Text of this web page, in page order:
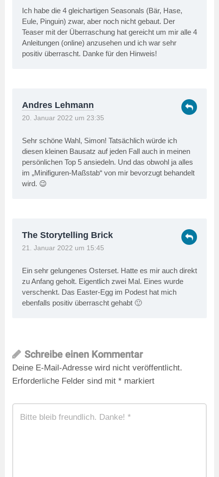
Ich habe die 4 gleichartigen Seasonals (Bär, Hase,
Eule, Pinguin) zwar, aber noch nicht gebaut. Der
Teaser mit der Überraschung hat gereicht um mir alle 4
Anleitungen (online) anzusehen und ich war sehr
positiv überrascht. Danke für den Hinweis!
Andres Lehmann
20. Januar 2022 um 23:35
Sehr schöne Wahl, Simon! Tatsächlich würde ich
diesen kleinen Bausatz auf jeden Fall auch in meinen
persönlichen Top 5 ansiedeln. Und das obwohl ja alles
im „Minifiguren-Maßstab“ von mir bevorzugt behandelt
wird. 😉
The Storytelling Brick
21. Januar 2022 um 15:45
Ein sehr gelungenes Osterset. Hatte es mir auch direkt
zu Anfang geholt. Eigentlich zwei Mal. Eines wurde
verschenkt. Das Easter-Egg im Podest hat mich
ebenfalls positiv überrascht gehabt 🙂
Schreibe einen Kommentar
Deine E-Mail-Adresse wird nicht veröffentlicht.
Erforderliche Felder sind mit * markiert